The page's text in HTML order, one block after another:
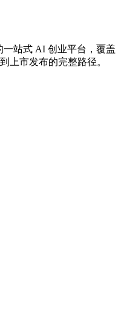
一站式 AI 创业平台，覆盖
上市发布的完整路径。